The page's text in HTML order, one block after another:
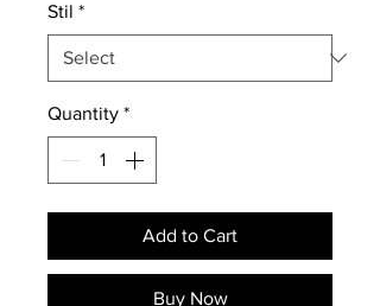
Stil *
Quantity *
Add to Cart
Buy Now